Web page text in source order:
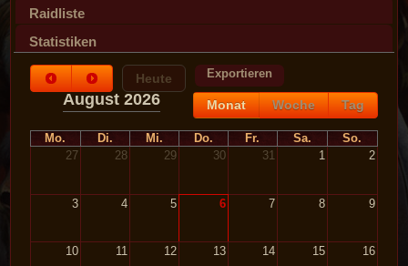
Raidliste
Statistiken
Heute Exportieren
Monat Woche Tag
August 2026
Mo. Di. Mi. Do. Fr. Sa.
So.
27
28 29 30 31 1 2
3 4 5 6 7 8 9
10 11 12 13 14 15 16